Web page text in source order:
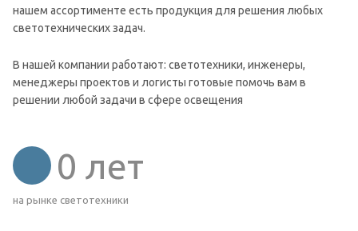
нашем ассортименте есть продукция для решения любых
светотехнических задач.
В нашей компании работают: светотехники, инженеры,
менеджеры проектов и логисты готовые помочь вам в
решении любой задачи в сфере освещения
0 лет
на рынке светотехники